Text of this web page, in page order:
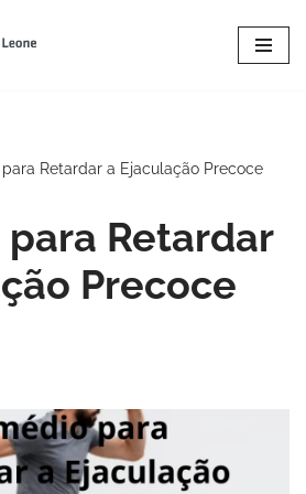
para Retardar a Ejaculação Precoce
Retardar
Precoce